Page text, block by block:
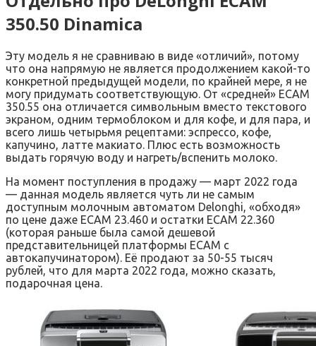
350.50 Dinamica
Эту модель я не сравниваю в виде «отличий», потому
что она напрямую не является продолжением какой-то
конкретной предыдущей модели, по крайней мере, я не
могу придумать соответствующую. От «средней» ECAM
350.55 она отличается символьным вместо текстового
экраном, одним термоблоком и для кофе, и для пара, и
всего лишь четырьмя рецептами: эспрессо, кофе,
капучино, латте макиато. Плюс есть возможность
выдать горячую воду и нагреть/вспенить молоко.
На момент поступления в продажу — март 2022 года
— данная модель является чуть ли не самым
доступным молочным автоматом Delonghi, «обходя»
по цене даже ECAM 23.460 и остатки ECAM 22.360
(которая раньше была самой дешевой
представительницей платформы ECAM с
автокапучинатором). Её продают за 50-55 тысяч
рублей, что для марта 2022 года, можно сказать,
подарочная цена.